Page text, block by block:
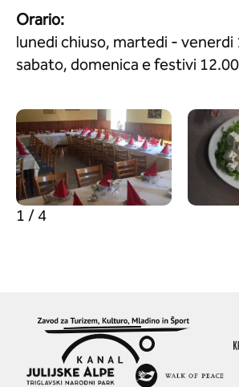
Orario:
lunedi chiuso, martedi - venerdi
sabato, domenica e festivi
1 / 4